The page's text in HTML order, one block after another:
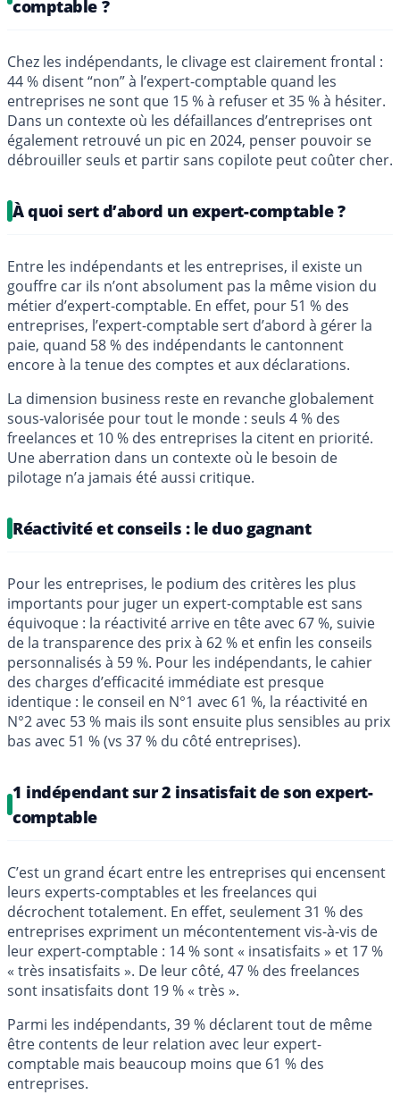
comptable ?
Chez les indépendants, le clivage est clairement frontal :
44 % disent “non” à l’expert-comptable quand les
entreprises ne sont que 15 % à refuser et 35 % à hésiter.
Dans un contexte où les défaillances d’entreprises ont
également retrouvé un pic en 2024, penser pouvoir se
débrouiller seuls et partir sans copilote peut coûter cher.
À quoi sert d’abord un expert-comptable ?
Entre les indépendants et les entreprises, il existe un
gouffre car ils n’ont absolument pas la même vision du
métier d’expert-comptable. En effet, pour 51 % des
entreprises, l’expert-comptable sert d’abord à gérer la
paie, quand 58 % des indépendants le cantonnent
encore à la tenue des comptes et aux déclarations.
La dimension business reste en revanche globalement
sous-valorisée pour tout le monde : seuls 4 % des
freelances et 10 % des entreprises la citent en priorité.
Une aberration dans un contexte où le besoin de
pilotage n’a jamais été aussi critique.
Réactivité et conseils : le duo gagnant
Pour les entreprises, le podium des critères les plus
importants pour juger un expert-comptable est sans
équivoque : la réactivité arrive en tête avec 67 %, suivie
de la transparence des prix à 62 % et enfin les conseils
personnalisés à 59 %. Pour les indépendants, le cahier
des charges d’efficacité immédiate est presque
identique : le conseil en N°1 avec 61 %, la réactivité en
N°2 avec 53 % mais ils sont ensuite plus sensibles au prix
bas avec 51 % (vs 37 % du côté entreprises).
1 indépendant sur 2 insatisfait de son expert-
comptable
C’est un grand écart entre les entreprises qui encensent
leurs experts-comptables et les freelances qui
décrochent totalement. En effet, seulement 31 % des
entreprises expriment un mécontentement vis-à-vis de
leur expert-comptable : 14 % sont « insatisfaits » et 17 %
« très insatisfaits ». De leur côté, 47 % des freelances
sont insatisfaits dont 19 % « très ».
Parmi les indépendants, 39 % déclarent tout de même
être contents de leur relation avec leur expert-
comptable mais beaucoup moins que 61 % des
entreprises.